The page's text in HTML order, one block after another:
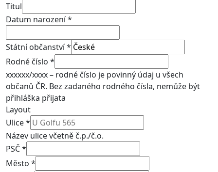
Titul
Datum narození*
Státní občanství*
Rodné číslo *
xxxxxx/xxxx – rodné číslo je povinný údaj u všech
občanů ČR. Bez zadaného rodného čísla, nemůže být
přihláška přijata
Layout
Ulice*
Název ulice včetně č.p./č.o.
PSČ*
Město *